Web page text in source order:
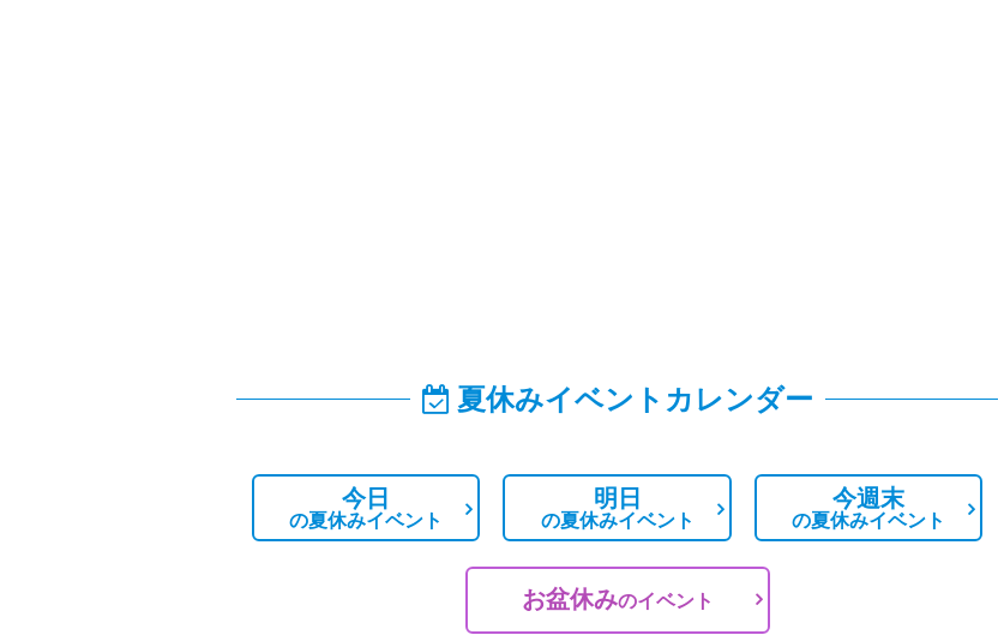
夏休みイベントカレンダー
今日
の夏休みイベント
明日
の夏休みイベント
今週末
の夏休みイベント
お盆休みのイベント